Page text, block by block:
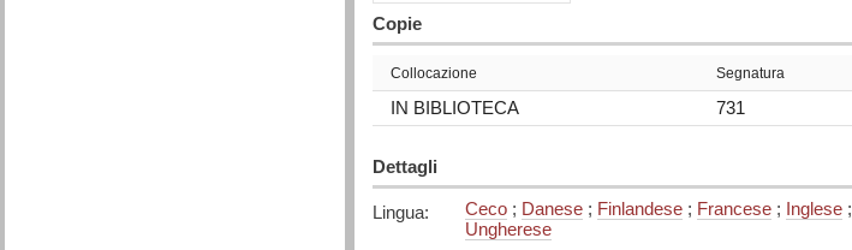
Copie
Collocazione Segnatura
IN BIBLIOTECA 731
Dettagli
Lingua: Ceco; Danese; Finlandese; Francese; Inglese;
Ungherese